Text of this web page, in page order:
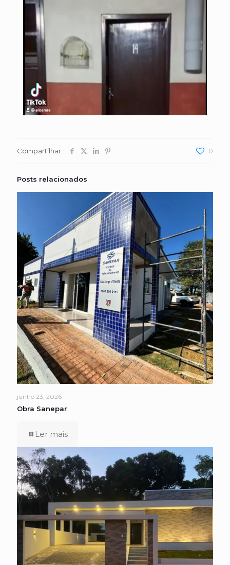
Compartilhar 0
Posts relacionados
junho 23, 2026
Obra Sanepar
Ler mais